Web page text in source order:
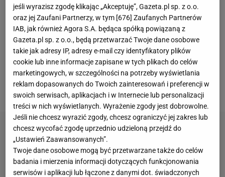
skromnej przewagi z pierwszegomeczu
barażowego z tureckim Halkbankiem Ankara, w
którym wygrała 3:2. Jasne było jednak, że grając na
gorącym terenie w Ankarze gospodarze z Earvinem
Ngapethem i Nimirem Abdel-Azizem w składzie
postawią im bardzo trudne warunki.
jeśli wyrazisz zgodę klikając „Akceptuję”, Gazeta.pl sp. z o.o.
oraz jej Zaufani Partnerzy, w tym [676] Zaufanych Partnerów
IAB, jak również Agora S.A. będąca spółką powiązaną z
Gazeta.pl sp. z o.o., będą przetwarzać Twoje dane osobowe
takie jak adresy IP, adresy e-mail czy identyfikatory plików
cookie lub inne informacje zapisane w tych plikach do celów
marketingowych, w szczególności na potrzeby wyświetlania
reklam dopasowanych do Twoich zainteresowań i preferencji w
swoich serwisach, aplikacjach i w Internecie lub personalizacji
treści w nich wyświetlanych. Wyrażenie zgody jest dobrowolne.
Jeśli nie chcesz wyrazić zgody, chcesz ograniczyć jej zakres lub
chcesz wycofać zgodę uprzednio udzieloną przejdź do
„Ustawień Zaawansowanych”.
Twoje dane osobowe mogą być przetwarzane także do celów
badania i mierzenia informacji dotyczących funkcjonowania
serwisów i aplikacji lub łączone z danymi dot. świadczonych